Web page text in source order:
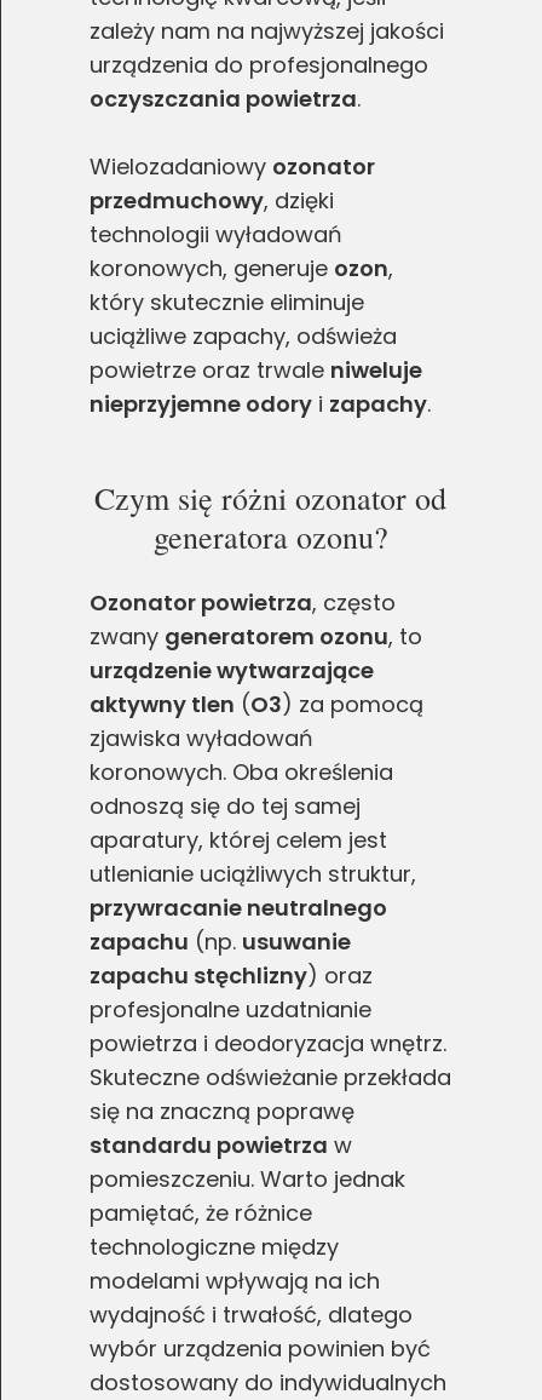
zależy nam na najwyższej jakości
urządzenia do profesjonalnego
oczyszczania powietrza.
Wielozadaniowy ozonator
przedmuchowy, dzięki
technologii wyładowań
koronowych, generuje ozon,
który skutecznie eliminuje
uciążliwe zapachy, odświeża
powietrze oraz trwale niweluje
nieprzyjemne odory i zapachy.
Czym się różni ozonator od
generatora ozonu?
Ozonator powietrza, często
zwany generatorem ozonu, to
urządzenie wytwarzające
aktywny tlen (O3) za pomocą
zjawiska wyładowań
koronowych. Oba określenia
odnoszą się do tej samej
aparatury, której celem jest
utlenianie uciążliwych struktur,
przywracanie neutralnego
zapachu (np. usuwanie
zapachu stęchlizny) oraz
profesjonalne uzdatnianie
powietrza i deodoryzacja wnętrz.
Skuteczne odświeżanie przekłada
się na znaczną poprawę
standardu powietrza w
pomieszczeniu. Warto jednak
pamiętać, że różnice
technologiczne między
modelami wpływają na ich
wydajność i trwałość, dlatego
wybór urządzenia powinien być
dostosowany do indywidualnych